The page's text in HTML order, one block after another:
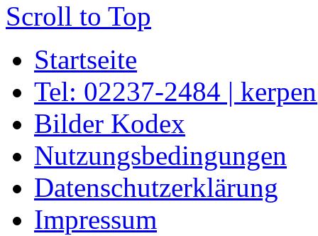
Scroll to Top
Startseite
Tel: 02237-2484 |
Bilder Kodex
Nutzungsbedingungen
Datenschutzerklärung
Impressum